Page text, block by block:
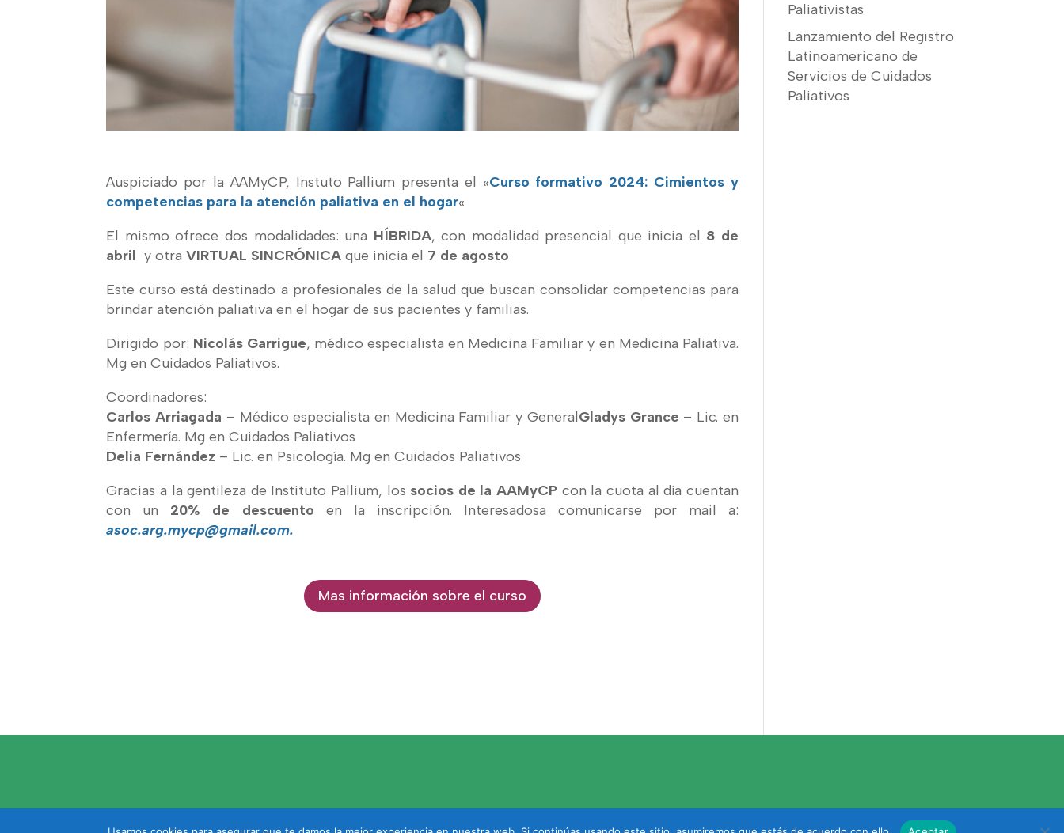
Auspiciado por la AAMyCP, Instuto Pallium presenta el «Curso formativo 2024: Cimientos y
competencias para la atención paliativa en el hogar«
El mismo ofrece dos modalidades: una HÍBRIDA, con modalidad presencial que inicia el 8 de
abril y otraVIRTUAL SINCRÓNICA que inicia el 7 de agosto
Este curso está destinado a profesionales de la salud que buscan consolidar competencias para
brindar atención paliativa en el hogar de sus pacientes y familias.
Dirigido por: Nicolás Garrigue, médico especialista en Medicina Familiar y en Medicina Paliativa.
Mg en Cuidados Paliativos.
Coordinadores:
Carlos Arriagada – Médico especialista en Medicina Familiar y GeneralGladys Grance – Lic. en
Enfermería. Mg en Cuidados Paliativos
Delia Fernández – Lic. en Psicología. Mg en Cuidados Paliativos
Gracias a la gentileza de Instituto Pallium, los socios de la AAMyCP con la cuota al día cuentan
con un 20% de descuento en la inscripción. Interesadosa comunicarse por mail a:
asoc.arg.mycp@gmail.com.
Mas información sobre el curso
Paliativistas
Lanzamiento del Registro
Latinoamericano de
Servicios de Cuidados
Paliativos